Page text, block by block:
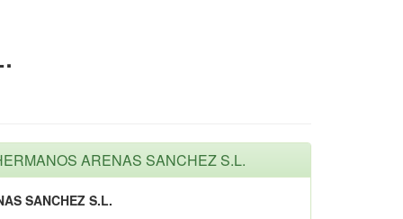
ARENAS SANCHEZ S.L.
SANCHEZ S.L.